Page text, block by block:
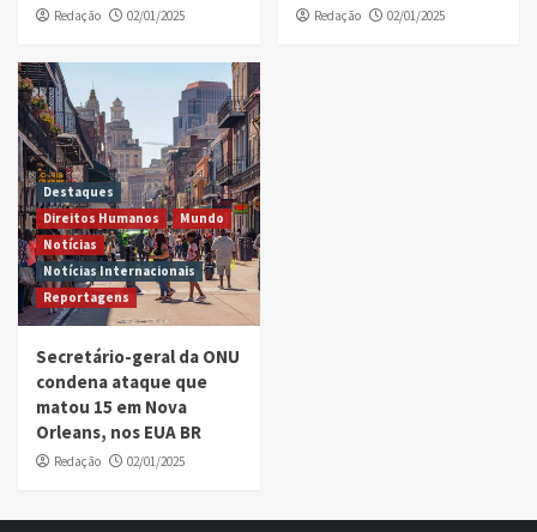
Redação 02/01/2025 Redação 02/01/2025
Destaques
Direitos Humanos
Mundo
Notícias
Notícias Internacionais
Reportagens
Secretário-geral da ONU
condena ataque que
matou 15 em Nova
Orleans, nos EUA BR
Redação 02/01/2025